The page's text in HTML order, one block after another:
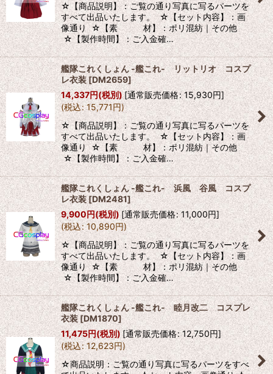
☆【商品説明】：ご覧の通り写真に写るパーツを
すべて出品いたします。 ☆【セット内容】：画
像通り ☆【素 材】：ポリ混紡｜その他
☆【製作時間】：ご入金確…
艦隊これくしょん -艦これ- リットリオ コスプ
レ衣装[DM2659]
14,337円(税別)[通常販売価格: 15,930円]
(税込: 15,771円)
☆【商品説明】：ご覧の通り写真に写るパーツを
すべて出品いたします。 ☆【セット内容】：画
像通り ☆【素 材】：ポリ混紡｜その他
☆【製作時間】：ご入金確…
艦隊これくしょん -艦これ- 浜風 谷風 コスプ
レ衣装[DM2481]
9,900円(税別)[通常販売価格: 11,000円]
(税込: 10,890円)
☆【商品説明】：ご覧の通り写真に写るパーツを
すべて出品いたします。 ☆【セット内容】：画
像通り ☆【素 材】：ポリ混紡｜その他
☆【製作時間】：ご入金確…
艦隊これくしょん -艦これ- 睦月改二 コスプレ
衣装 [DM1870]
11,475円(税別)[通常販売価格: 12,750円]
(税込: 12,623円)
☆商品説明：ご覧の通り写真に写るパーツをすべ